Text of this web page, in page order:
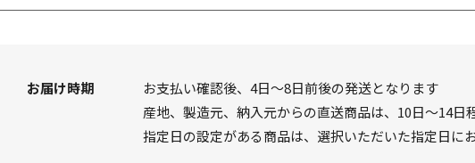
お届け時期
お支払い確認後、4日～8日前後の発送となります
産地、製造元、納入元からの直送商品は、10日～14日
指定日の設定がある商品は、選択いただいた指定日に